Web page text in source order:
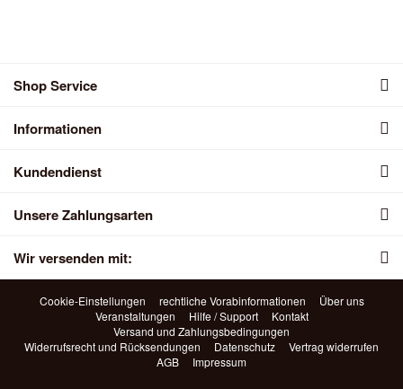
Shop Service
Informationen
Kundendienst
Unsere Zahlungsarten
Wir versenden mit:
Cookie-Einstellungen rechtliche Vorabinformationen
Über uns
Veranstaltungen
Hilfe / Support
Kontakt
Versand und Zahlungsbedingungen
Widerrufsrecht und Rücksendungen
Datenschutz
Vertrag widerrufen
AGB
Impressum